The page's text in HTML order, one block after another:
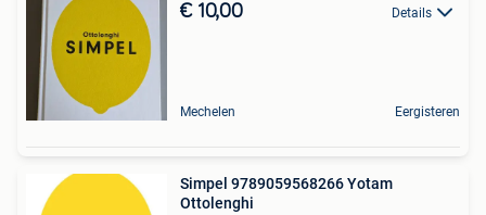
€ 10,00 Details
Mechelen Eergisteren
Simpel 9789059568266 Yotam
Ottolenghi